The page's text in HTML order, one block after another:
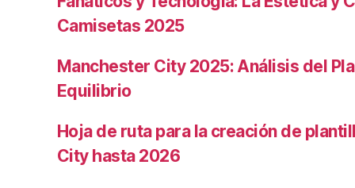
Camisetas 2025
Manchester City 2025: Análisis del
Equilibrio
Hoja de ruta para la creación de
City hasta 2026